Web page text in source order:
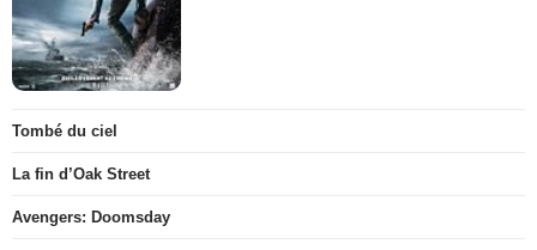
Tombé du ciel
La fin d’Oak Street
Avengers: Doomsday